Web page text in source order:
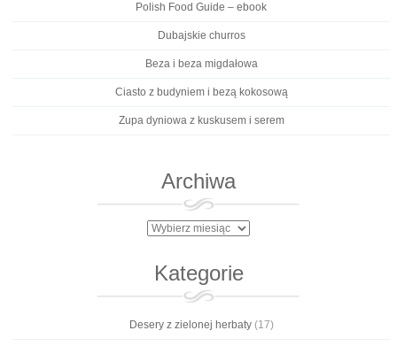
Polish Food Guide – ebook
Dubajskie churros
Beza i beza migdałowa
Ciasto z budyniem i bezą kokosową
Zupa dyniowa z kuskusem i serem
Archiwa
Archiwa
Kategorie
Desery z zielonej herbaty(17)